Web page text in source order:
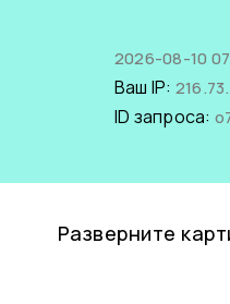
2026-08-10
Ваш IP:
ID запроса:
Разверните